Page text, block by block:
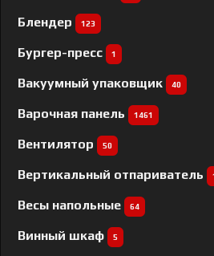
Блендер 123
Бургер-пресс 1
Вакуумный упаковщик 40
Варочная панель 1461
Вентилятор 50
Вертикальный отпариватель
Весы напольные 64
Винный шкаф 5